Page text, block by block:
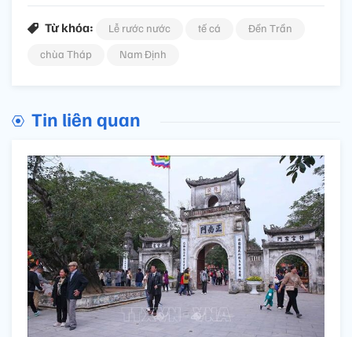
Từ khóa: Lễ rước nước tế cá
Đền Trần
chùa Tháp
Nam Định
Tin liên quan